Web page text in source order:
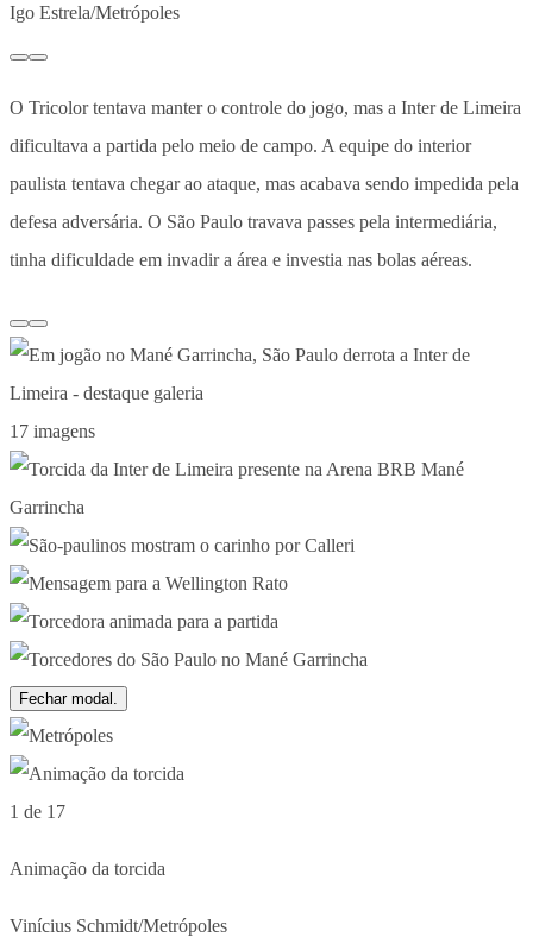
Igo Estrela/Metrópoles
O Tricolor tentava manter o controle do jogo, mas a Inter de Limeira
dificultava a partida pelo meio de campo. A equipe do interior
paulista tentava chegar ao ataque, mas acabava sendo impedida pela
defesa adversária. O São Paulo travava passes pela intermediária,
tinha dificuldade em invadir a área e investia nas bolas aéreas.
17 imagens
Fechar modal.
1 de 17
Animação da torcida
Vinícius Schmidt/Metrópoles